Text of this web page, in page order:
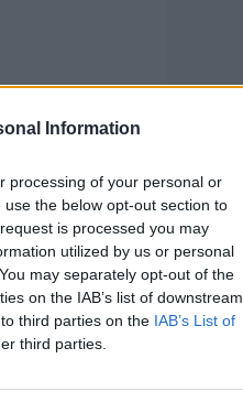
Information
processing of your personal or
the below opt-out section to
is processed you may
utilized by us or personal
may separately opt-out of the
on the IAB’s list of downstream
third parties on the IAB’s List of
third parties.
Gli
e
e la